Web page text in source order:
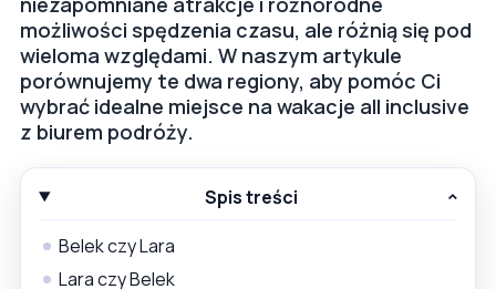
możliwości spędzenia czasu, ale różnią się pod
wieloma względami. W naszym artykule
porównujemy te dwa regiony, aby pomóc Ci
wybrać idealne miejsce na wakacje all inclusive
z biurem podróży.
Spis treści
Belek czy Lara
Lara czy Belek